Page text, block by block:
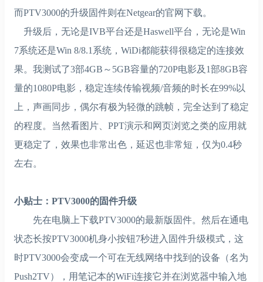
而PTV3000的升级固件则在Netgear的官网下载。
升级后，无论是IVB平台还是Haswell平台，无论是Win
7系统还是Win 8/8.1系统，WiDi都能获得很稳定的连接效
果。我测试了3部4GB～5GB容量的720P电影及1部8GB容
量的1080P电影，稳定连续传输视频/音频的时长在99%以
上，声画同步，偶尔有极为轻微的跳帧，完全达到了稳定
的程度。当然看图片、PPT演示和网页浏览之类的应用就
更稳定了，效果也非常出色，延迟也非常短，仅为0.4秒
左右。
小贴士：PTV3000的固件升级
先在电脑上下载PTV3000的最新版固件。然后在通电
状态长按PTV3000机身小按钮7秒进入固件升级模式，这
时PTV3000会变成一个可在无线网络中找到的设备（名为
Push2TV），用笔记本的WiFi连接它并在浏览器中输入地